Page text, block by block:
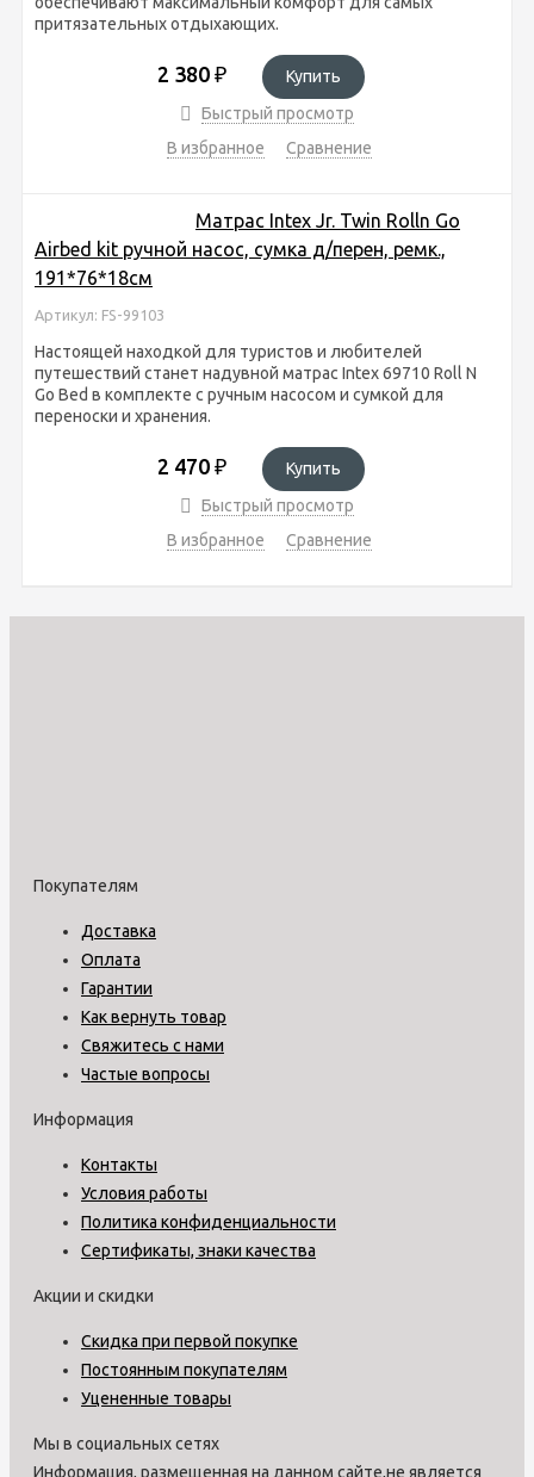
притязательных отдыхающих.
2 380 ₽
Купить
Быстрый просмотр
В избранное
Сравнение
Матрас Intex Jr. Twin Rolln Go
Airbed kit ручной насос, сумка д/перен, ремк.,
191*76*18см
Артикул: FS-99103
Настоящей находкой для туристов и любителей
путешествий станет надувной матрас Intex 69710 Roll N
Go Bed в комплекте с ручным насосом и сумкой для
переноски и хранения.
2 470 ₽
Купить
Быстрый просмотр
В избранное
Сравнение
Покупателям
Доставка
Оплата
Гарантии
Как вернуть товар
Свяжитесь с нами
Частые вопросы
Информация
Контакты
Условия работы
Политика конфиденциальности
Сертификаты, знаки качества
Акции и скидки
Скидка при первой покупке
Постоянным покупателям
Уцененные товары
Мы в социальных сетях
Информация, размещенная на данном сайте,не является